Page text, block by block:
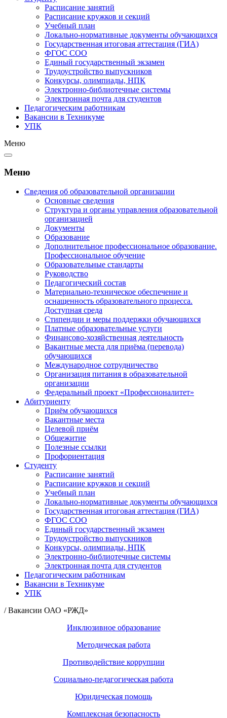
Расписание занятий
Расписание кружков и секций
Учебный план
Локально-нормативные документы обучающихся
Государственная итоговая аттестация (ГИА)
ФГОС СОО
Единый государственный экзамен
Трудоустройство выпускников
Конкурсы, олимпиады, НПК
Электронно-библиотечные системы
Электронная почта для студентов
Педагогическим работникам
Вакансии в Техникуме
УПК
Меню
Меню
Сведения об образовательной организации
Основные сведения
Структура и органы управления образовательной
организацией
Документы
Образование
Дополнительное профессиональное образование.
Профессиональное обучение
Образовательные стандарты
Руководство
Педагогический состав
Материально-техническое обеспечение и
оснащенность образовательного процесса.
Доступная среда
Стипендии и меры поддержки обучающихся
Платные образовательные услуги
Финансово-хозяйственная деятельность
Вакантные места для приёма (перевода)
обучающихся
Международное сотрудничество
Организация питания в образовательной
организации
Федеральный проект «Профессионалитет»
Абитуриенту
Приём обучающихся
Вакантные места
Целевой приём
Общежитие
Полезные ссылки
Профориентация
Студенту
Расписание занятий
Расписание кружков и секций
Учебный план
Локально-нормативные документы обучающихся
Государственная итоговая аттестация (ГИА)
ФГОС СОО
Единый государственный экзамен
Трудоустройство выпускников
Конкурсы, олимпиады, НПК
Электронно-библиотечные системы
Электронная почта для студентов
Педагогическим работникам
Вакансии в Техникуме
УПК
/ Вакансии ОАО «РЖД»
Инклюзивное образование
Методическая работа
Противодействие коррупции
Социально-педагогическая работа
Юридическая помощь
Комплексная безопасность